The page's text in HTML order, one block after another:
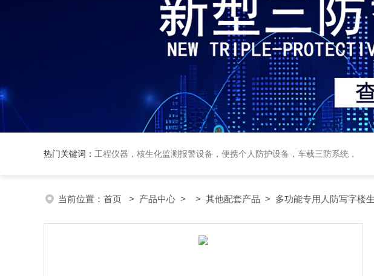
热门关键词： 工程仪器，核生化监测报警设备，便携个人防护设备，车载三防系统，
当前位置： 首页 > 产品中心 > > 其他配套产品 > 多功能专用人防写字楼